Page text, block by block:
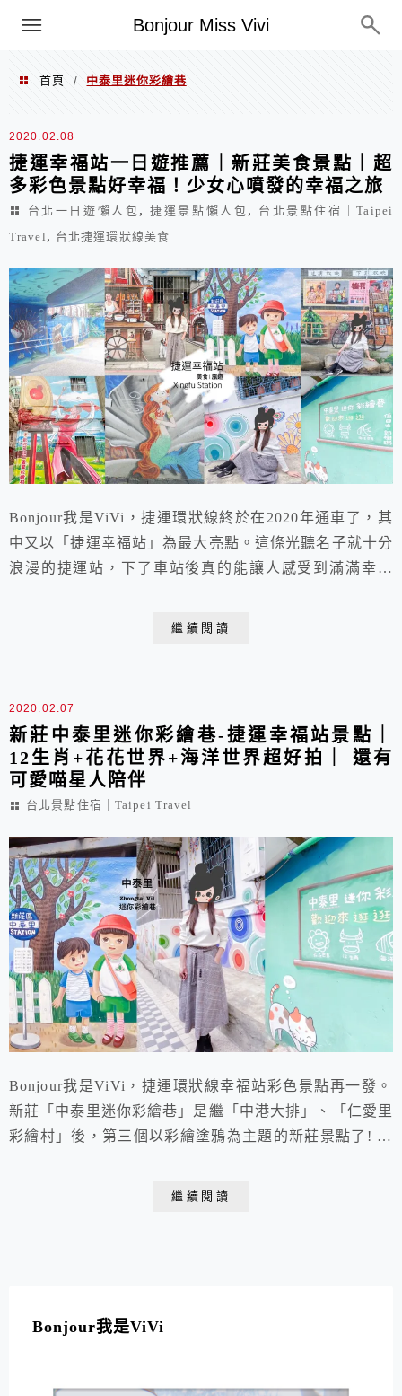
Bonjour Miss Vivi
選單
首頁 / 中泰里迷你彩繪巷
中泰里迷你彩繪巷
2020.02.08
捷運幸福站一日遊推薦｜新莊美食景點｜超
多彩色景點好幸福！少女心噴發的幸福之旅
台北一日遊懶人包 ,捷運景點懶人包 ,
台北景點住宿｜Taipei
Travel , 台北捷運環狀線美食
Bonjour我是ViVi，捷運環狀線終於在2020年通車了，其
中又以「捷運幸福站」為最大亮點。這條光聽名子就十分
浪漫的捷運站，下了車站後真的能讓人感受到滿滿幸福
繼續閱讀
2020.02.07
新莊中泰里迷你彩繪巷-捷運幸福站景點｜
12生肖+花花世界+海洋世界超好拍｜ 還有
可愛喵星人陪伴
台北景點住宿｜Taipei Travel
Bonjour我是ViVi，捷運環狀線幸福站彩色景點再一發。
新莊「中泰里迷你彩繪巷」是繼「中港大排」、「仁愛里
彩繪村」後，第三個以彩繪塗鴉為主題的新莊景點了! 與
你彩繪巷以與人最親近的「12生肖」、「花花世界」、
繼續閱讀
Bonjour我是ViVi